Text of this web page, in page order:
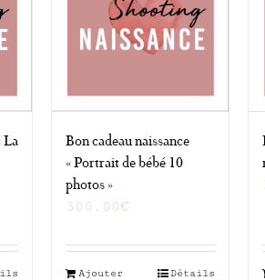
La
Bon cadeau naissance
« Portrait de bébé 10
photos »
300.00€
Ajouter
Détails